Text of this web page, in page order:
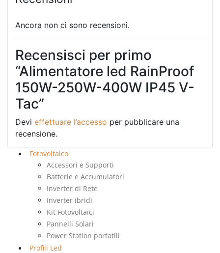
Ancora non ci sono recensioni.
Recensisci per primo
“Alimentatore led RainProof
150W-250W-400W IP45 V-
Tac”
Devi effettuare l’accesso per pubblicare una
recensione.
Fotovoltaico
Accessori e Supporti
Batterie e Accumulatori
Inverter di Rete
Inverter ibridi
Kit Fotovoltaici
Pannelli Solari
Power Station portatili
Profili Led